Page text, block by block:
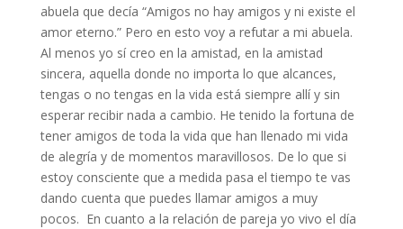
abuela que decía “Amigos no hay amigos y ni existe el
amor eterno.” Pero en esto voy a refutar a mi abuela.
Al menos yo sí creo en la amistad, en la amistad
sincera, aquella donde no importa lo que alcances,
tengas o no tengas en la vida está siempre allí y sin
esperar recibir nada a cambio. He tenido la fortuna de
tener amigos de toda la vida que han llenado mi vida
de alegría y de momentos maravillosos. De lo que si
estoy consciente que a medida pasa el tiempo te vas
dando cuenta que puedes llamar amigos a muy
pocos. En cuanto a la relación de pareja yo vivo el día